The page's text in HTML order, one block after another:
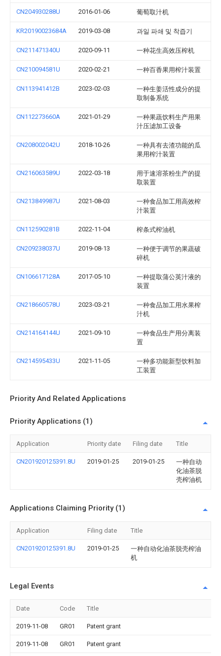
CN204930288U 2016-01-06 葡萄取汁机
KR20190023684A 2019-03-08 과일 파쇄 및 착즙기
CN211471340U 2020-09-11 一种花生高效压榨机
CN210094581U 2020-02-21 一种百香果用榨汁装置
CN113941412B 2023-02-03
一种生姜活性成分的提
取制备系统
CN112273660A 2021-01-29
一种果蔬饮料生产用果
汁压滤加工设备
CN208002042U 2018-10-26
一种具有去渣功能的瓜
果用榨汁装置
CN216063589U 2022-03-18
用于速溶茶粉生产的提
取装置
CN213849987U 2021-08-03
一种食品加工用高效榨
汁装置
CN112590281B 2022-11-04 榨条式榨油机
CN209238037U 2019-08-13
一种便于调节的果蔬破
碎机
CN106617128A 2017-05-10
一种提取蒲公英汁液的
装置
CN218660578U 2023-03-21
一种食品加工用水果榨
汁机
CN214164144U 2021-09-10
一种食品生产用分离装
置
CN214595433U 2021-11-05
一种多功能新型饮料加
工装置
Priority And Related Applications
Priority Applications (1)
Application Priority date Filing date Title
CN201920125391.8U 2019-01-25 2019-01-25
一种自动
化油茶脱
壳榨油机
Applications Claiming Priority (1)
Application Filing date Title
CN201920125391.8U 2019-01-25
一种自动化油茶脱壳榨油
机
Legal Events
Date Code Title
2019-11-08 GR01 Patent grant
2019-11-08 GR01 Patent grant